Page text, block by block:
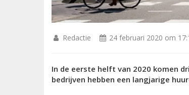
Redactie 24 februari 2020 om
In de eerste helft van 2020 komen
bedrijven hebben een langjarige